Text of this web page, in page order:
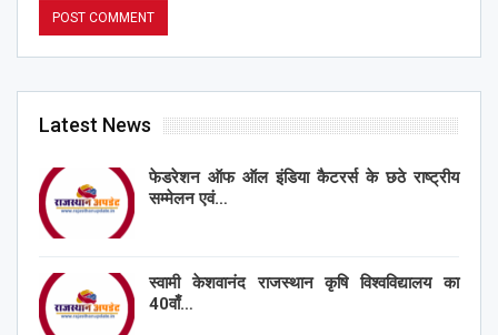
Latest News
फेडरेशन ऑफ ऑल इंडिया कैटरर्स के छठे राष्ट्रीय
सम्मेलन एवं…
स्वामी केशवानंद राजस्थान कृषि विश्वविद्यालय का
40वाँ…